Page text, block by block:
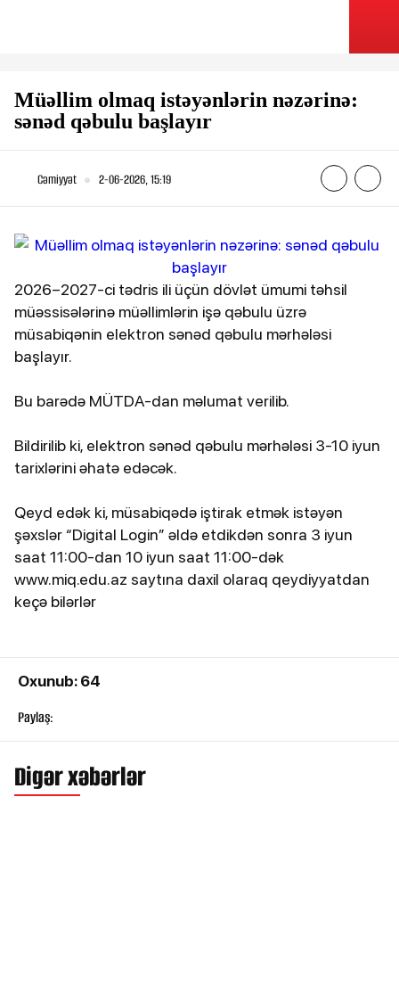
Müəllim olmaq istəyənlərin nəzərinə:
sənəd qəbulu başlayır
Cəmiyyət 2-06-2026, 15:19
2026–2027-ci tədris ili üçün dövlət ümumi təhsil
müəssisələrinə müəllimlərin işə qəbulu üzrə
müsabiqənin elektron sənəd qəbulu mərhələsi
başlayır.
Bu barədə MÜTDA-dan məlumat verilib.
Bildirilib ki, elektron sənəd qəbulu mərhələsi 3-10 iyun
tarixlərini əhatə edəcək.
Qeyd edək ki, müsabiqədə iştirak etmək istəyən
şəxslər “Digital Login” əldə etdikdən sonra 3 iyun
saat 11:00-dan 10 iyun saat 11:00-dək
www.miq.edu.az saytına daxil olaraq qeydiyyatdan
keçə bilərlər
Oxunub: 64
Paylaş:
Digər xəbərlər